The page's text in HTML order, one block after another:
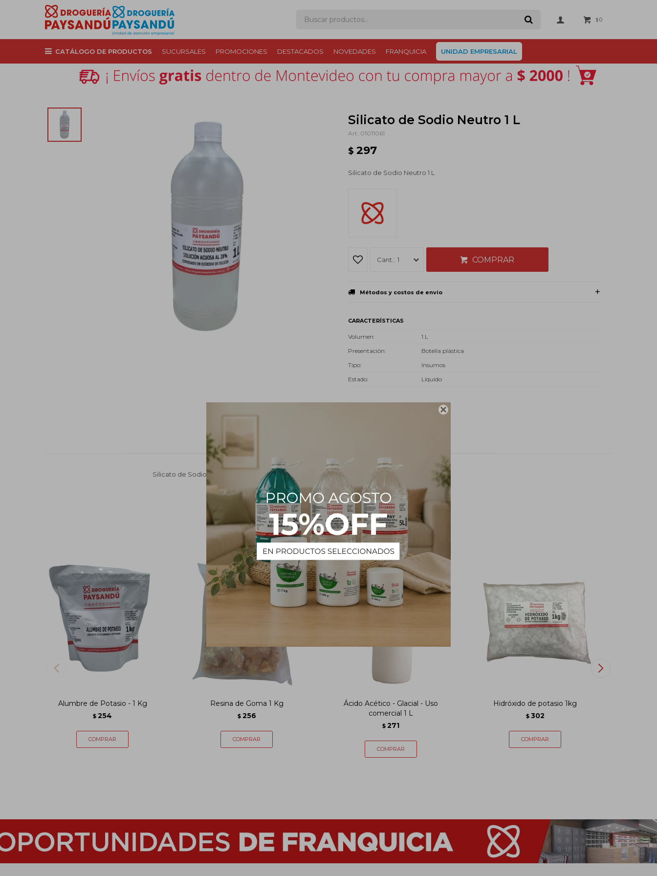

CATÁLOGO DE PRODUCTOS SUCURSALES PROMOCIONES DESTACADOS NOVEDADES FRANQUICIA UNIDAD EMPRESARIAL
$0
Silicato de Sodio Neutro 1 L
01011061
$ 297
Silicato de Sodio Neutro 1 L
1 COMPRAR
Métodos y costos de envío
CARACTERÍSTICAS
Volumen
1 L
Presentación
Botella plástica
Tipo
Insumos
Estado
Líquido
Silicato de Sodio Neutro 1 L
PRODUCTOS QUE TE PUEDEN INTERESAR
Alumbre de Potasio - 1 Kg
$ 254
Resina de Goma 1 Kg
$ 256
Ácido Acético - Glacial - Uso
comercial 1 L
$ 271
Hidróxido de potasio 1kg
$ 302